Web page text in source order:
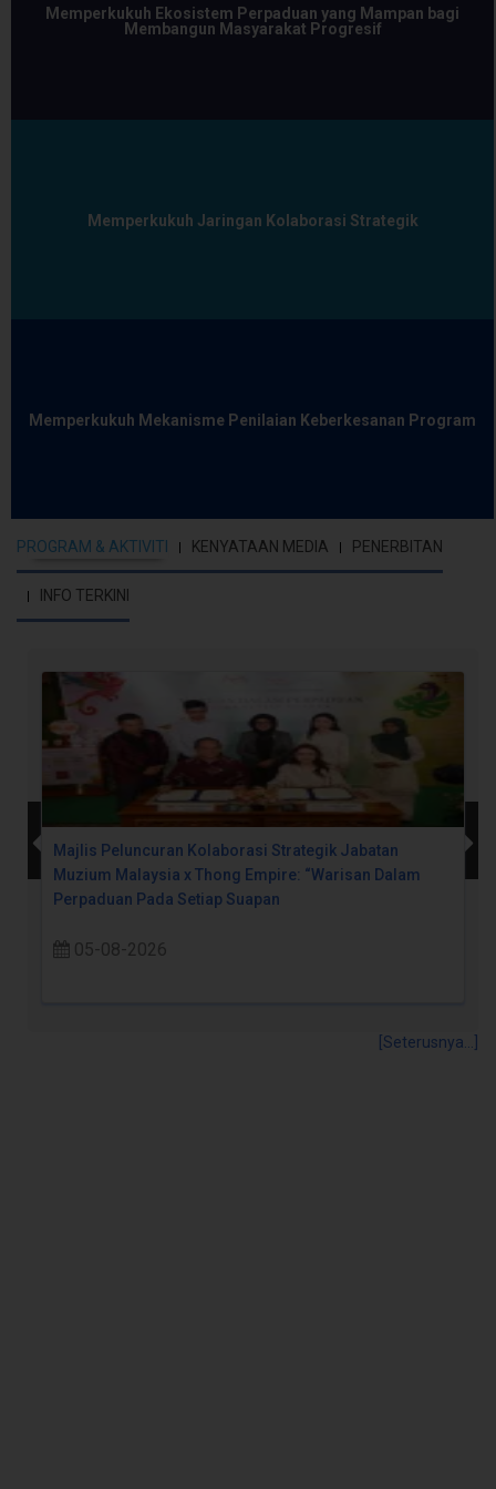
Memperkukuh Ekosistem Perpaduan yang Mampan bagi
Membangun Masyarakat Progresif
Memperkukuh Jaringan Kolaborasi Strategik
Memperkukuh Mekanisme Penilaian Keberkesanan Program
PROGRAM & AKTIVITI KENYATAAN MEDIA PENERBITAN
INFO TERKINI
Majlis Peluncuran Kolaborasi Strategik Jabatan
Muzium Malaysia x Thong Empire: “Warisan Dalam
Perpaduan Pada Setiap Suapan
05-08-2026
[Seterusnya...]